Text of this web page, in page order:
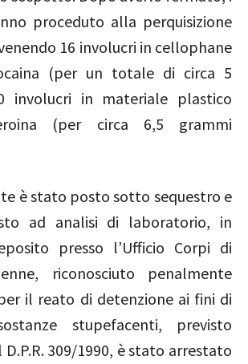
proceduto alla perquisizione
16 involucri in cellophane
(per un totale di circa 5
involucri in materiale plastico
(per circa 6,5 grammi
è stato posto sotto sequestro e
ad analisi di laboratorio, in
presso l’Ufficio Corpi di
riconosciuto penalmente
il reato di detenzione ai fini di
stupefacenti, previsto
D.P.R. 309/1990, è stato arrestato